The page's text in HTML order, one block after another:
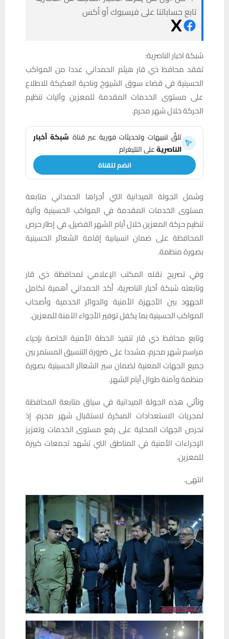
تابع حساباتنا على فيسبوك أو أكس
شبكة اخبار الناصرية:
تفقد محافظ ذي قار هيثم الحمداني عددا من المواكب
الحسينية في قضاء سوق الشيوخ وناحية العكيكة للاطلاع
على مستوى الخدمات المقدمة للمعزين وآليات تنظيم
الحركة خلال شهر محرم.
تلقَّ تنبيهات وتحديثات فورية عبر قناة شبكة أخبار
الناصريةعلى التليغرام
انضم للقناة
وشمل الجولة الميدانية التي أجراها الحمداني متابعة
مستوى الخدمات المقدمة في المواكب الحسينية وآلية
تنظيم حركة المعزين خلال أيام الشهر الفضيل، في إطار حرص
المحافظة على ضمان انسيابية إقامة الشعائر الحسينية
بصورة منظمة.
وفي تصريح نقله المكتب الإعلامي لمحافظة ذي قار
وتابعته شبكة أخبار الناصرية، أكد الحمداني أهمية تكامل
الجهود بين الأجهزة الأمنية والدوائر الخدمية وأصحاب
المواكب الحسينية بما يكفل توفير الأجواء الآمنة للمعزين.
وتابع محافظ ذي قار تنفيذ الخطة الأمنية الخاصة بإحياء
مراسم شهر محرم، مشددا على ضرورة التنسيق المستمر بين
جميع الجهات المعنية لضمان سير الشعائر الحسينية بصورة
منظمة وآمنة طوال أيام الشهر.
وتأتي هذه الجولة الميدانية في سياق متابعة المحافظة
لمجريات الاستعدادات المبكرة لاستقبال شهر محرم، إذ
تحرص الجهات المحلية على رفع مستوى الخدمات وتعزيز
الإجراءات الأمنية في المناطق التي تشهد تجمعات كبيرة
للمعزين.
انتهى.